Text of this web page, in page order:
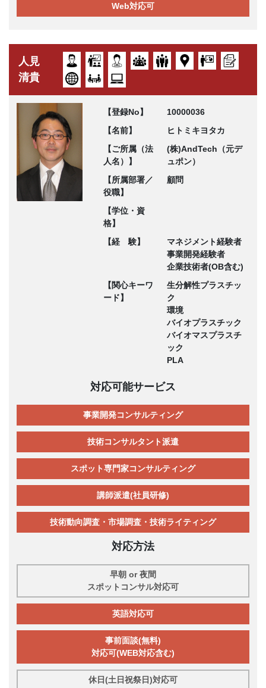
Web対応可
人見
清貴
【登録No】
10000036
【名前】
ヒトミキヨタカ
【ご所属（法
人名）】
(株)AndTech（元デ
ュポン）
【所属部署／
役職】
顧問
【学位・資
格】
【経 験】
マネジメント経験者
事業開発経験者
企業技術者(OB含む)
【関心キーワ
ード】
生分解性プラスチッ
ク
環境
バイオプラスチック
バイオマスプラスチ
ック
PLA
対応可能サービス
事業開発コンサルティング
技術コンサルタント派遣
スポット専門家コンサルティング
講師派遣(社員研修)
技術動向調査・市場調査・技術ライティング
対応方法
早朝 or 夜間
スポットコンサル対応可
英語対応可
事前面談(無料)
対応可(WEB対応含む)
休日(土日祝祭日)対応可